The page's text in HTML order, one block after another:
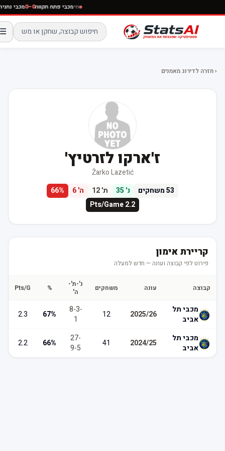
חימכבי פתח תקווה0–0 מכבי נתניה
☰
‹ חזרה לדירוג מאמנים
ז'ארקו לזרטיץ'
Žarko Lazetić
53משחקים 35 ת'12 ה'6
66
2.2
Pts/Game
קריירת אימון
פירוט לפי קבוצה ועונה — חדש למעלה
קבוצה עונה משחקים
נ'-ת'-
Pts/G
מכבי תל
אביב
2025/26
12
8-
67
2.3
מכבי תל
אביב
2024/25
27
9
66
2.2